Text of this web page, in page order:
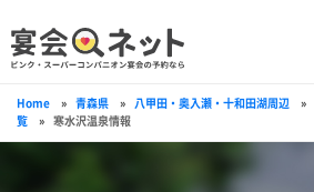
Home » 青森県 » 八甲田・奥入瀬・十和田湖周辺 »
覧
» 寒水沢温泉情報